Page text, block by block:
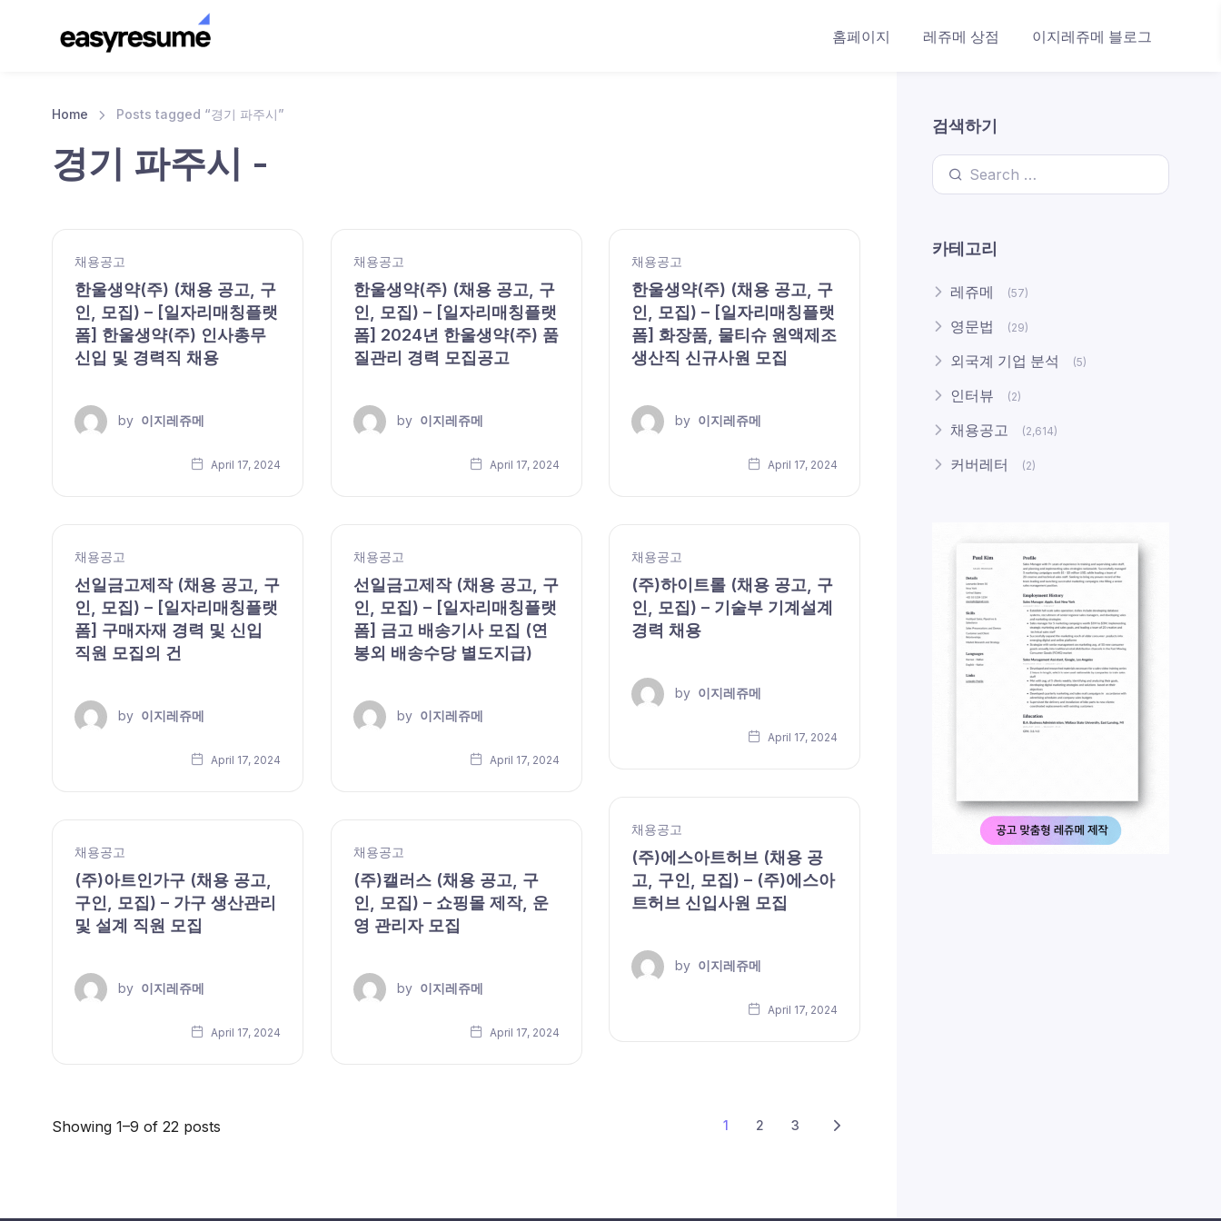
홈페이지 레쥬메 상점 이지레쥬메 블로그
Home Posts tagged “경기 파주시”
경기 파주시 -
채용공고
한울생약(주) (채용 공고, 구
인, 모집) – [일자리매칭플랫
폼] 한울생약(주) 인사총무
신입 및 경력직 채용
by 이지레쥬메
April 17, 2024
채용공고
한울생약(주) (채용 공고, 구
인, 모집) – [일자리매칭플랫
폼] 2024년 한울생약(주) 품
질관리 경력 모집공고
by 이지레쥬메
April 17, 2024
채용공고
한울생약(주) (채용 공고, 구
인, 모집) – [일자리매칭플랫
폼] 화장품, 물티슈 원액제조
생산직 신규사원 모집
by 이지레쥬메
April 17, 2024
채용공고
선일금고제작 (채용 공고, 구
인, 모집) – [일자리매칭플랫
폼] 구매자재 경력 및 신입
직원 모집의 건
by 이지레쥬메
April 17, 2024
채용공고
선일금고제작 (채용 공고, 구
인, 모집) – [일자리매칭플랫
폼] 금고 배송기사 모집 (연
봉외 배송수당 별도지급)
by 이지레쥬메
April 17, 2024
채용공고
(주)하이트롤 (채용 공고, 구
인, 모집) – 기술부 기계설계
경력 채용
by 이지레쥬메
April 17, 2024
채용공고
(주)에스아트허브 (채용 공
고, 구인, 모집) – (주)에스아
트허브 신입사원 모집
by 이지레쥬메
April 17, 2024
채용공고
(주)아트인가구 (채용 공고,
구인, 모집) – 가구 생산관리
및 설계 직원 모집
by 이지레쥬메
April 17, 2024
채용공고
(주)캘러스 (채용 공고, 구
인, 모집) – 쇼핑몰 제작, 운
영 관리자 모집
by 이지레쥬메
April 17, 2024
Showing 1–9 of 22 posts 1 2 3 Next
검색하기
Search for:
카테고리
레쥬메 (57)
영문법 (29)
외국계 기업 분석 (5)
인터뷰 (2)
채용공고 (2,614)
커버레터 (2)